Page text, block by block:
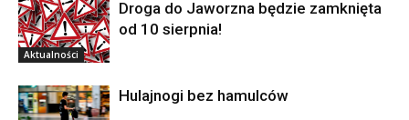
Aktualności
Droga do Jaworzna będzie zamknięta
od 10 sierpnia!
Hulajnogi bez hamulców